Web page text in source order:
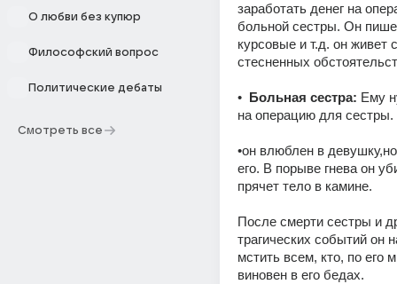
О любви без купюр
Философский вопрос
Политические дебаты
Смотреть все
заработать денег на
больной сестры. Он
курсовые и т.д. он живет
стесненных
• Больная сестра: Ему
на операцию для сестры.
•он влюблен в
его. В порыве гнева он
прячет тело в камине.
После смерти сестры и
трагических событий он
мстить всем, кто, по его
виновен в его бедах.